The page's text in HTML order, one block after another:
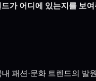
가 어디에 있는지를 보
패션·문화 트렌드의